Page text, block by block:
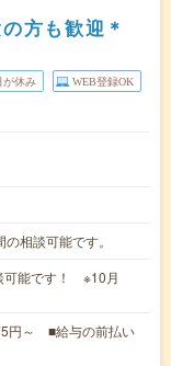
方も歓迎＊
が休み WEB登録OK
相談可能です。
可能です！ ※10月
円～ ■給与の前払い